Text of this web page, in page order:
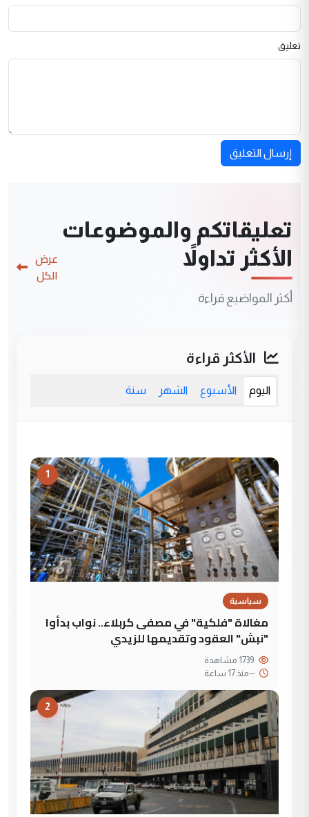
تعليق
إرسال التعليق
تعليقاتكم والموضوعات
الأكثر تداولاً
أكثر المواضيع قراءة
عرض
الكل
الأكثر قراءة
اليوم الأسبوع الشهر سنة
1
سياسية
مغالاة "فلكية" في مصفى كربلاء.. نواب بدأوا
"نبش" العقود وتقديمها للزيدي
--منذ 17 ساعة
2